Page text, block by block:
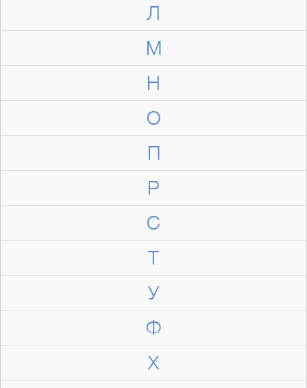
Л
М
Н
О
П
Р
С
Т
У
Ф
Х